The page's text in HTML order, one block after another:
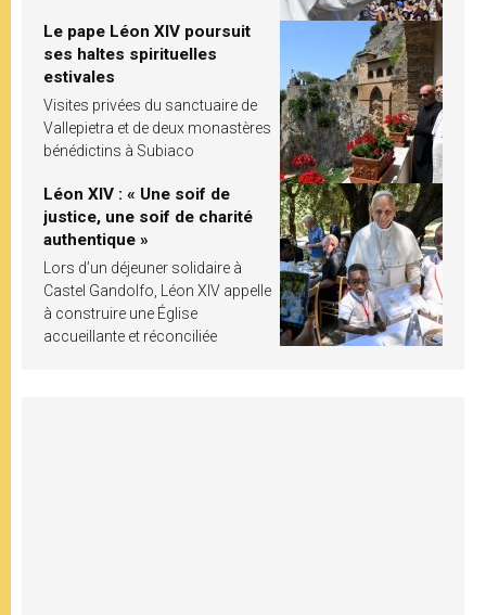
Le pape Léon XIV poursuit
ses haltes spirituelles
estivales
Visites privées du sanctuaire de
Vallepietra et de deux monastères
bénédictins à Subiaco
Léon XIV : « Une soif de
justice, une soif de charité
authentique »
Lors d’un déjeuner solidaire à
Castel Gandolfo, Léon XIV appelle
à construire une Église
accueillante et réconciliée